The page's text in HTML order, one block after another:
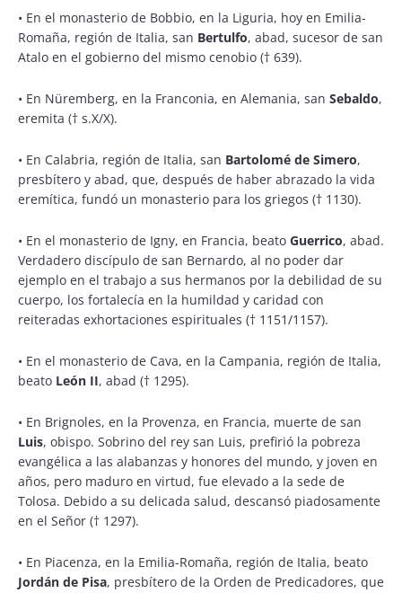
• En el monasterio de Bobbio, en la Liguria, hoy en Emilia-
Romaña, región de Italia, san Bertulfo, abad, sucesor de san
Atalo en el gobierno del mismo cenobio († 639).
• En Nüremberg, en la Franconia, en Alemania, san Sebaldo,
eremita († s.X/X).
• En Calabria, región de Italia, san Bartolomé de Simero,
presbítero y abad, que, después de haber abrazado la vida
eremítica, fundó un monasterio para los griegos († 1130).
• En el monasterio de Igny, en Francia, beato Guerrico, abad.
Verdadero discípulo de san Bernardo, al no poder dar
ejemplo en el trabajo a sus hermanos por la debilidad de su
cuerpo, los fortalecía en la humildad y caridad con
reiteradas exhortaciones espirituales († 1151/1157).
• En el monasterio de Cava, en la Campania, región de Italia,
beato León II, abad († 1295).
• En Brignoles, en la Provenza, en Francia, muerte de san
Luis, obispo. Sobrino del rey san Luis, prefirió la pobreza
evangélica a las alabanzas y honores del mundo, y joven en
años, pero maduro en virtud, fue elevado a la sede de
Tolosa. Debido a su delicada salud, descansó piadosamente
en el Señor († 1297).
• En Piacenza, en la Emilia-Romaña, región de Italia, beato
Jordán de Pisa, presbítero de la Orden de Predicadores, que